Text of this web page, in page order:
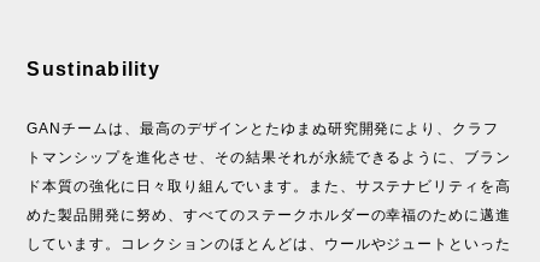
Sustinability
GANチームは、最高のデザインとたゆまぬ研究開発により、クラフ
トマンシップを進化させ、その結果それが永続できるように、ブラン
ド本質の強化に日々取り組んでいます。また、サステナビリティを高
めた製品開発に努め、すべてのステークホルダーの幸福のために邁進
しています。コレクションのほとんどは、ウールやジュートといった